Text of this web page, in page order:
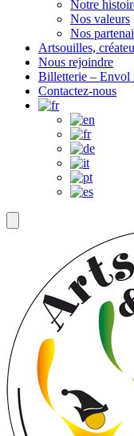
Notre
Nos valeurs
Nos
Artsouilles,
Nous rejoindre
Billetterie – Envol
Contactez-nous